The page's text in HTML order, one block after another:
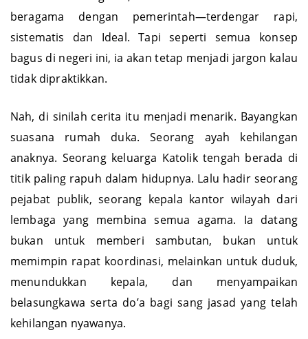
antarumat beragama, dan kerukunan antara umat
beragama dengan pemerintah—terdengar rapi,
sistematis dan Ideal. Tapi seperti semua konsep
bagus di negeri ini, ia akan tetap menjadi jargon kalau
Nah, di sinilah cerita itu menjadi menarik. Bayangkan
suasana rumah duka. Seorang ayah kehilangan
anaknya. Seorang keluarga Katolik tengah berada di
titik paling rapuh dalam hidupnya. Lalu hadir seorang
pejabat publik, seorang kepala kantor wilayah dari
lembaga yang membina semua agama. Ia datang
bukan untuk memberi sambutan, bukan untuk
memimpin rapat koordinasi, melainkan untuk duduk,
menundukkan kepala, dan menyampaikan
belasungkawa serta do’a bagi sang jasad yang telah